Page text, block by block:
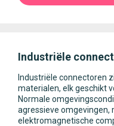
Industriële
Industriële connectoren
materialen, elk geschikt
Normale
agressieve omgevingen,
elektromagnetische